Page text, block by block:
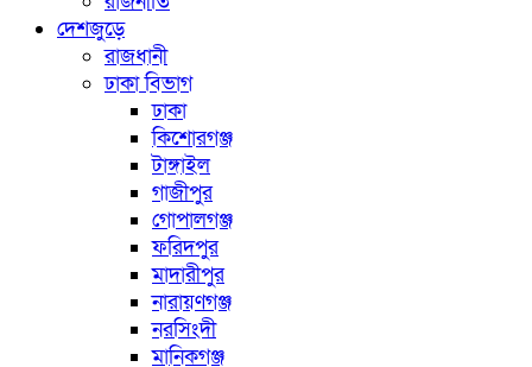
দেশজুড়ে
রাজধানী
ঢাকা বিভাগ
ঢাকা
কিশোরগঞ্জ
টাঙ্গাইল
গাজীপুর
গোপালগঞ্জ
ফরিদপুর
মাদারীপুর
নারায়ণগঞ্জ
নরসিংদী
মানিকগঞ্জ